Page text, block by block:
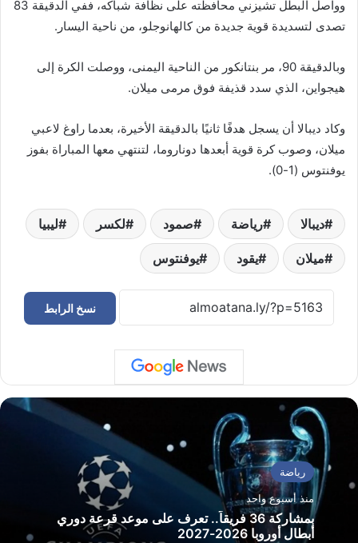
وواصل البطل تشيزني محافظته على نظافة شباكه، ففي الدقيقة 83
تصدى لتسديدة قوية جديدة من كالهانوجلو، من ناحية اليسار.
وبالدقيقة 90، مر بنتانكور من الناحية اليمنى، ووصلت الكرة إلى
هيجواين، الذي سدد قذيفة فوق مرمى ميلان.
وكاد ديبالا أن يسجل هدفًا ثانيًا بالدقيقة الأخيرة، بعدما راوغ لاعبي
ميلان، وصوب كرة قوية أبعدها دوناروما، لتنتهي معها المباراة بفوز
يوفنتوس (1-0).
ديبالا رياضة صمود لكسر ليبيا
ميلان يقود يوفنتوس
نسخ الرابط
رياضة
منذ أسبوع واحد
بمشاركة 36 فريقاً.. تعرف على موعد قرعة دوري
أبطال أوروبا 2026-2027